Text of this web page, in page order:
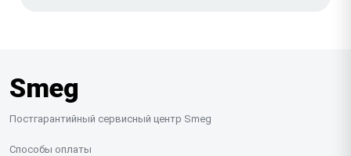
Smeg
Постгарантийный сервисный центр Smeg
Способы оплаты